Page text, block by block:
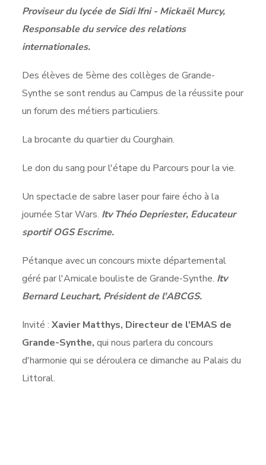
Proviseur du lycée de Sidi Ifni - Mickaël Murcy,
Responsable du service des relations
internationales.
Des élèves de 5ème des collèges de Grande-
Synthe se sont rendus au Campus de la réussite pour
un forum des métiers particuliers.
La brocante du quartier du Courghain.
Le don du sang pour l'étape du Parcours pour la vie.
Un spectacle de sabre laser pour faire écho à la
journée Star Wars. Itv Théo Depriester, Educateur
sportif OGS Escrime.
Pétanque avec un concours mixte départemental
géré par l'Amicale bouliste de Grande-Synthe. Itv
Bernard Leuchart, Président de l'ABCGS.
Invité :Xavier Matthys, Directeur de l'EMAS de
Grande-Synthe, qui nous parlera du concours
d'harmonie qui se déroulera ce dimanche au Palais du
Littoral.